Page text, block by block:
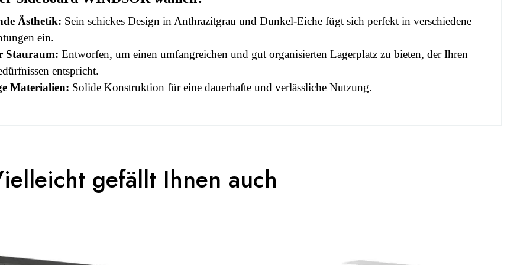
Ästhetik: Sein schickes Design in Anthrazitgrau und Dunkel-Eiche fügt sich perfekt in verschiedene
ein.
Stauraum: Entworfen, um einen umfangreichen und gut organisierten Lagerplatz zu bieten, der Ihren
entspricht.
Materialien: Solide Konstruktion für eine dauerhafte und verlässliche Nutzung.
Erwachsener
To Review gefällt Ihnen auch